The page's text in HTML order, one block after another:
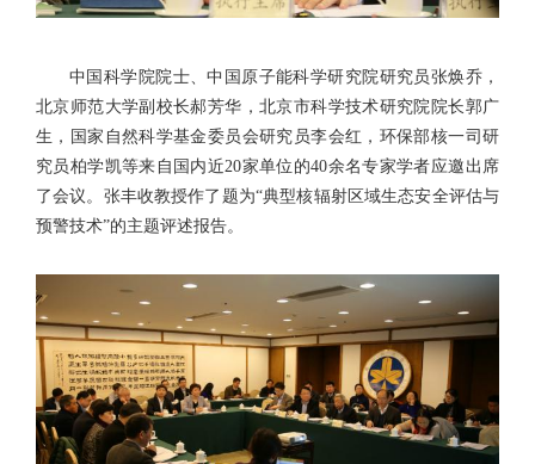
中国科学院院士、中国原子能科学研究院研究员张焕乔，
北京师范大学副校长郝芳华，北京市科学技术研究院院长郭广
生，国家自然科学基金委员会研究员李会红，环保部核一司研
究员柏学凯等来自国内近20家单位的40余名专家学者应邀出席
了会议。张丰收教授作了题为“典型核辐射区域生态安全评估与
预警技术”的主题评述报告。